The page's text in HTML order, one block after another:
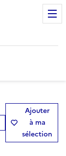
Ajouter
à ma
sélection